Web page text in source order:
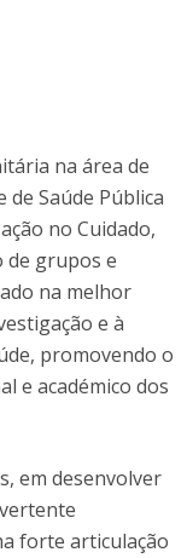
na área de
de Saúde Pública
no Cuidado,
de grupos e
na melhor
e à
promovendo o
e académico dos
em desenvolver
forte articulação